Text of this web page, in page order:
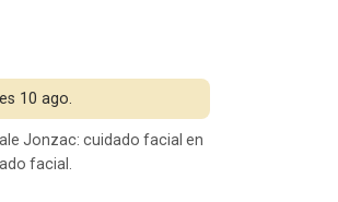
10 ago.
Jonzac: cuidado facial en
facial.